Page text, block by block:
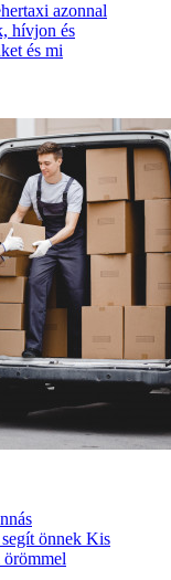
azonnal
hívjon és
és mi
önnek Kis